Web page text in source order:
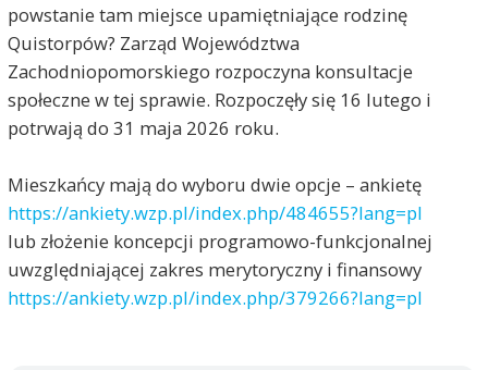
powstanie tam miejsce upamiętniające rodzinę
Quistorpów? Zarząd Województwa
Zachodniopomorskiego rozpoczyna konsultacje
społeczne w tej sprawie. Rozpoczęły się 16 lutego i
potrwają do 31 maja 2026 roku.
Mieszkańcy mają do wyboru dwie opcje – ankietę
https://ankiety.wzp.pl/index.php/484655?lang=pl
lub złożenie koncepcji programowo-funkcjonalnej
uwzględniającej zakres merytoryczny i finansowy
https://ankiety.wzp.pl/index.php/379266?lang=pl